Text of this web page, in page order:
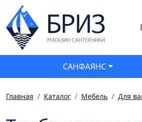
САНФАЯНС
Главная Каталог Мебель Для